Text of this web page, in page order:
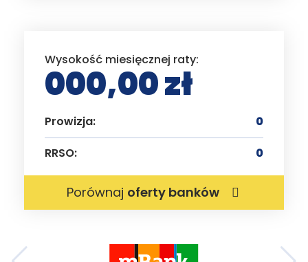
Wysokość miesięcznej raty:
000,00 zł
Prowizja:
0
RRSO:
0
Porównaj oferty banków